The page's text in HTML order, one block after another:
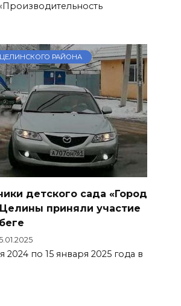
РАЙОНА
детского сада «Город
приняли участие
2024 по 15 января 2025 года в